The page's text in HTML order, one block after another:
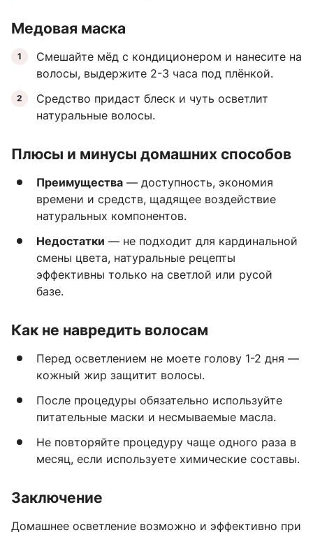
Медовая маска
Смешайте мёд с кондиционером и нанесите на
волосы, выдержите 2-3 часа под плёнкой.
Средство придаст блеск и чуть осветлит
натуральные волосы.
Плюсы и минусы домашних способов
Преимущества — доступность, экономия
времени и средств, щадящее воздействие
натуральных компонентов.
Недостатки — не подходит для кардинальной
смены цвета, натуральные рецепты
эффективны только на светлой или русой
базе.
Как не навредить волосам
Перед осветлением не моете голову 1-2 дня —
кожный жир защитит волосы.
После процедуры обязательно используйте
питательные маски и несмываемые масла.
Не повторяйте процедуру чаще одного раза в
месяц, если используете химические составы.
Заключение
Домашнее осветление возможно и эффективно при